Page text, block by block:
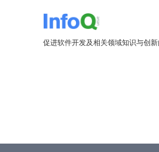
促进软件开发及相关领域知识与创